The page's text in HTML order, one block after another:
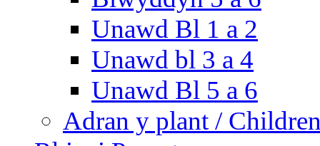
Unawd Bl 1 a 2
Unawd bl 3 a 4
Unawd Bl 5 a 6
Adran y plant /